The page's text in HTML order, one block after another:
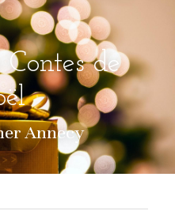
de
Annecy